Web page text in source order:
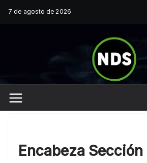
Saltar
al
7 de agosto de 2026
Encabeza Sección